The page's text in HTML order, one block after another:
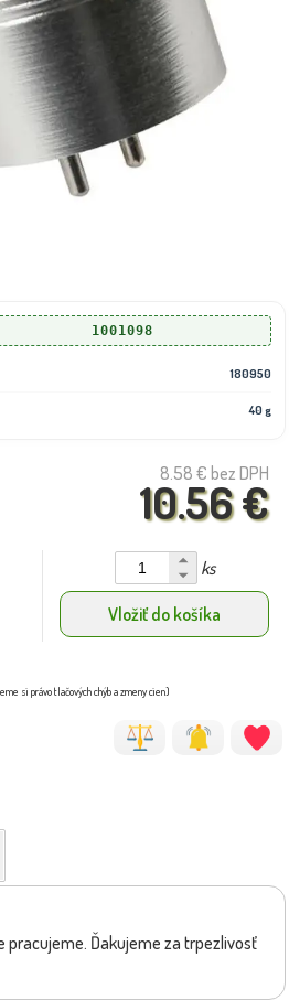
1001098
180950
40 g
8.58 € bez DPH
10.56 €
ks
Vložiť do košíka
si právo tlačových chýb a zmeny cien)
pracujeme. Ďakujeme za trpezlivosť